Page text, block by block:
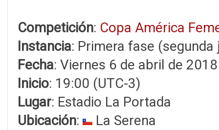
Competición: Copa América
Instancia: Primera fase
Fecha: Viernes 6 de abril de 2018
Inicio: 19:00 (UTC-3)
Lugar: Estadio La Portada
Ubicación: La Serena